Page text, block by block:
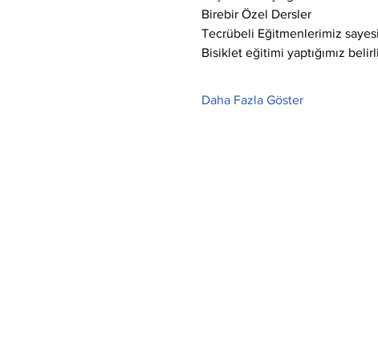
Birebir Özel Dersler
Tecrübeli Eğitmenlerimiz
Bisiklet eğitimi yaptığımız
Daha Fazla Göster